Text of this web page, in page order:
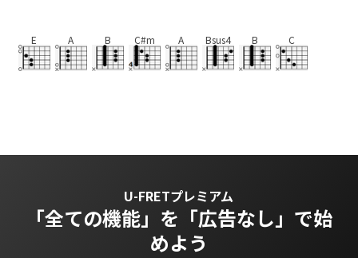
E A B C#m A Bsus4 B C
U-FRETプレミアム
「全ての機能」を 「広告なし」で始
めよう